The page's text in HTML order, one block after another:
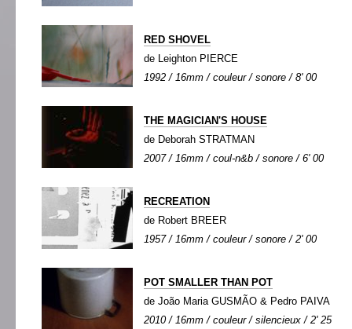
RED SHOVEL
de Leighton PIERCE
1992 / 16mm / couleur / sonore / 8' 00
THE MAGICIAN'S HOUSE
de Deborah STRATMAN
2007 / 16mm / coul-n&b / sonore / 6' 00
RECREATION
de Robert BREER
1957 / 16mm / couleur / sonore / 2' 00
POT SMALLER THAN POT
de João Maria GUSMÃO & Pedro PAIVA
2010 / 16mm / couleur / silencieux / 2' 25